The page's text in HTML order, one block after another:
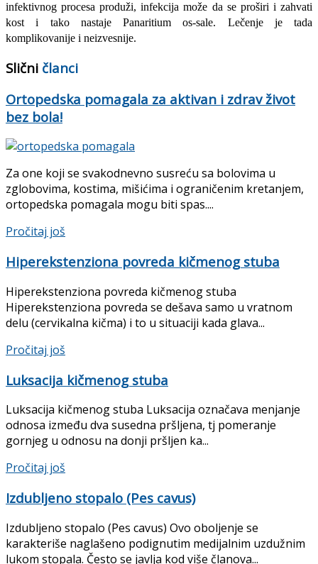
infektivnog pro­cesa produži, infekcija može da se proširi i zahvati
kost i tako nastaje Panaritium os-sale. Lečenje je tada
komplikovanije i neizvesnije.
Slični članci
Ortopedska pomagala za aktivan i zdrav život
bez bola!
Za one koji se svakodnevno susreću sa bolovima u
zglobovima, kostima, mišićima i ograničenim kretanjem,
ortopedska pomagala mogu biti spas....
Pročitaj još
Hiperekstenziona povreda kičmenog stuba
Hiperekstenziona povreda kičmenog stuba
Hiperekstenziona povreda se dešava samo u vratnom
delu (cervikalna kičma) i to u situaciji kada glava...
Pročitaj još
Luksacija kičmenog stuba
Luksacija kičmenog stuba Luksacija označava menjanje
odnosa između dva susedna pršljena, tj pomeranje
gornjeg u odno­su na donji pršljen ka...
Pročitaj još
Izdubljeno stopalo (Pes cavus)
Izdubljeno stopalo (Pes cavus) Ovo oboljenje se
karakteriše naglašeno podignutim medijalnim uzdužnim
lukom stopala. Često se javlja kod više članova...